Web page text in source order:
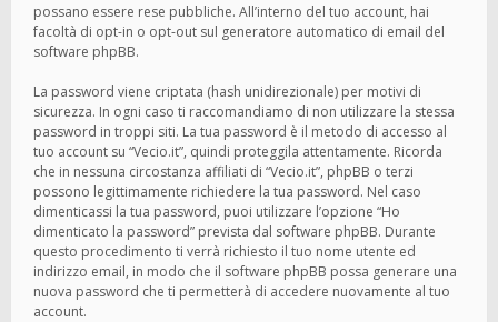
possano essere rese pubbliche. All’interno del tuo account, hai
facoltà di opt-in o opt-out sul generatore automatico di email del
software phpBB.
La password viene criptata (hash unidirezionale) per motivi di
sicurezza. In ogni caso ti raccomandiamo di non utilizzare la stessa
password in troppi siti. La tua password è il metodo di accesso al
tuo account su “Vecio.it”, quindi proteggila attentamente. Ricorda
che in nessuna circostanza affiliati di “Vecio.it”, phpBB o terzi
possono legittimamente richiedere la tua password. Nel caso
dimenticassi la tua password, puoi utilizzare l’opzione “Ho
dimenticato la password” prevista dal software phpBB. Durante
questo procedimento ti verrà richiesto il tuo nome utente ed
indirizzo email, in modo che il software phpBB possa generare una
nuova password che ti permetterà di accedere nuovamente al tuo
account.